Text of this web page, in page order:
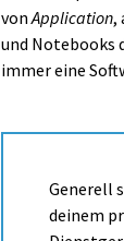
vonApplication,
und Notebooks
immer eine
Generell
deinem